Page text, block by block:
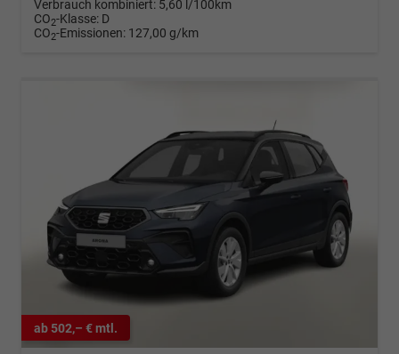
Verbrauch kombiniert: 5,60 l/100km
CO2-Klasse: D
CO2-Emissionen: 127,00 g/km
ab 502,– € mtl.